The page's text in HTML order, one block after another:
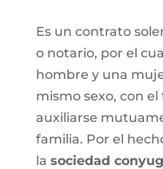
Es un contrato
o notario, por el
hombre y una
mismo sexo, con
auxiliarse
familia. Por el
la sociedad